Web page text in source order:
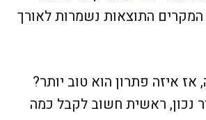
התוצאות נשמרות לאורך
איזה פתרון הוא טוב יותר?
נכון, ראשית חשוב לקבל כמה